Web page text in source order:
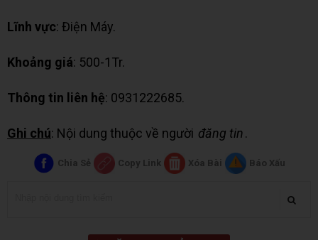
Lĩnh vực: Điện Máy.
Khoảng giá: 500-1Tr.
Thông tin liên hệ: 0931222685.
Ghi chú: Nội dung thuộc về người đăng tin.
Chia Sẻ Copy Link Xóa Bài Báo Xấu